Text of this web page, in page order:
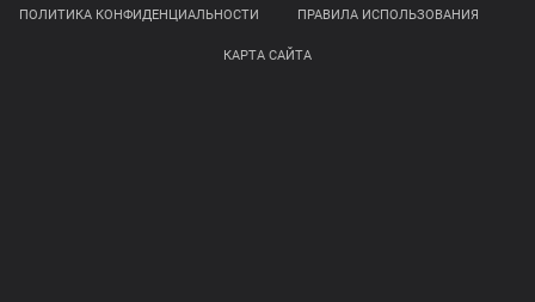
ПОЛИТИКА КОНФИДЕНЦИАЛЬНОСТИ ПРАВИЛА ИСПОЛЬЗОВАНИЯ
КАРТА САЙТА